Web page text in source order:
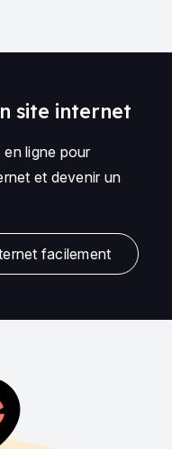
site internet
ligne pour
et devenir un
facilement